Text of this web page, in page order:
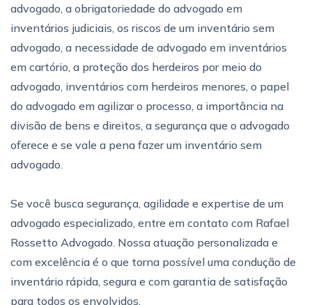
advogado, a obrigatoriedade do advogado em
inventários judiciais, os riscos de um inventário sem
advogado, a necessidade de advogado em inventários
em cartório, a proteção dos herdeiros por meio do
advogado, inventários com herdeiros menores, o papel
do advogado em agilizar o processo, a importância na
divisão de bens e direitos, a segurança que o advogado
oferece e se vale a pena fazer um inventário sem
advogado.
Se você busca segurança, agilidade e expertise de um
advogado especializado, entre em contato com Rafael
Rossetto Advogado. Nossa atuação personalizada e
com excelência é o que torna possível uma condução de
inventário rápida, segura e com garantia de satisfação
para todos os envolvidos.